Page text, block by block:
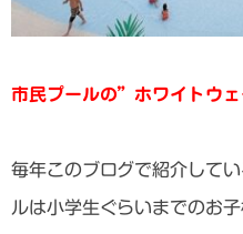
市民プールの”ホワイトウェ
毎年このブログで紹介して
ルは小学生ぐらいまでのお